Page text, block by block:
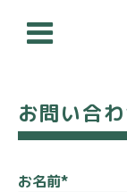
お問い合
お名前*